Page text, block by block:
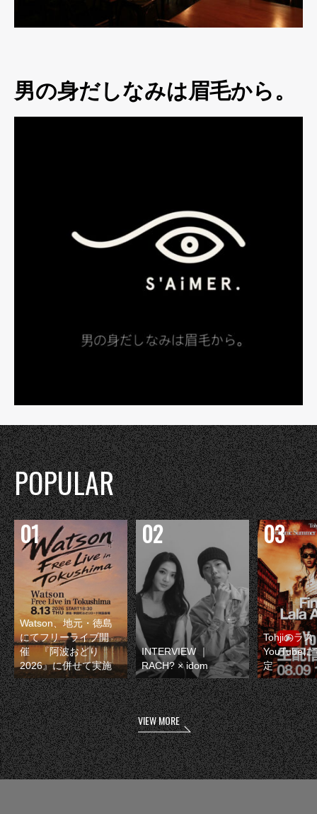
男の身だしなみは眉毛から。
POPULAR
Watson、地元・徳島
にてフリーライブ開
催 『阿波おどり
2026』に併せて実施
INTERVIEW ｜
RACH? × idom
Tohjiのラス
YouTubeに
定
VIEW MORE